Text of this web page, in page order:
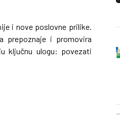
i nove poslovne prilike.
prepoznaje i promovira
ključnu ulogu: povezati